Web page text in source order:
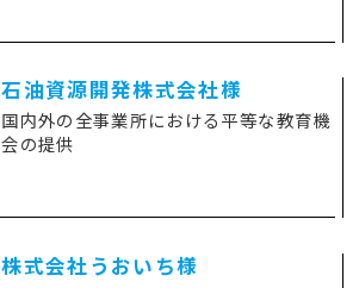
石油資源開発株式会社様
国内外の全事業所における平等な教育機
会の提供
株式会社うおいち様